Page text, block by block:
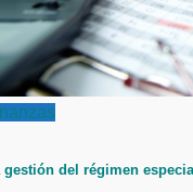
gestión del régimen